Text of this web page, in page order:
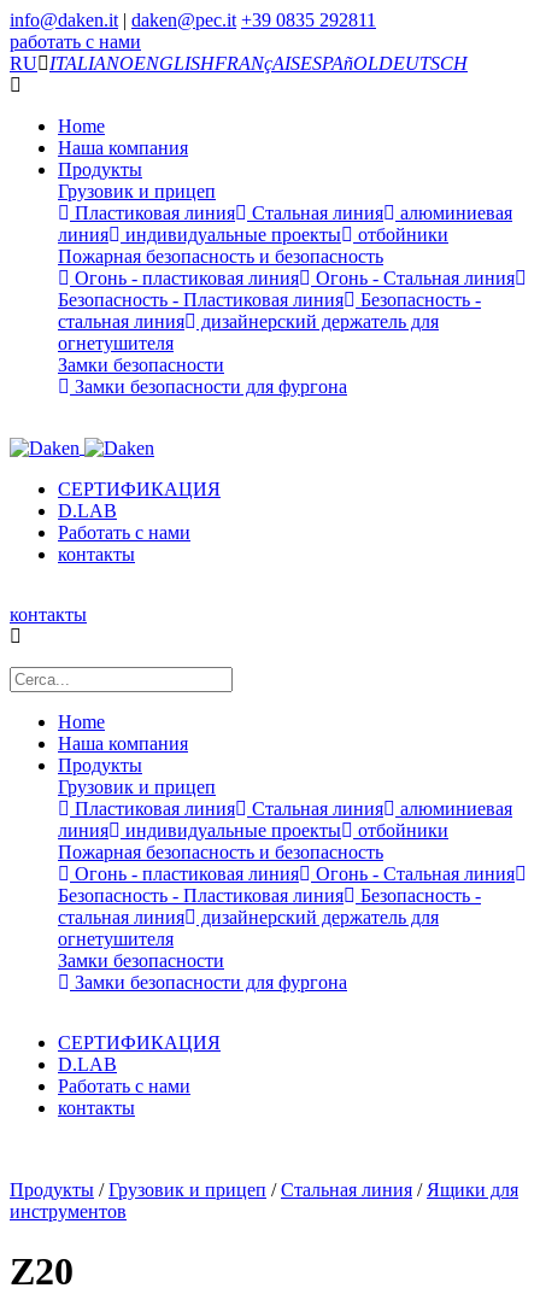
info@daken.it | daken@pec.it +39 0835 292811
работать с нами
RU
ITALIANOENGLISHFRANçAISESPAñOLDEUTSCH
Home
Наша компания
Продукты
Грузовик и прицеп
Пластиковая линия
Стальная линия
алюминиевая
линия
индивидуальные проекты
отбойники
Пожарная безопасность и безопасность
Огонь - пластиковая линия
Огонь - Стальная линия
Безопасность - Пластиковая линия
Безопасность -
стальная линия
дизайнерский держатель для
огнетушителя
Замки безопасности
Замки безопасности для фургона
СЕРТИФИКАЦИЯ
D.LAB
Работать с нами
контакты
контакты
Home
Наша компания
Продукты
Грузовик и прицеп
Пластиковая линия
Стальная линия
алюминиевая
линия
индивидуальные проекты
отбойники
Пожарная безопасность и безопасность
Огонь - пластиковая линия
Огонь - Стальная линия
Безопасность - Пластиковая линия
Безопасность -
стальная линия
дизайнерский держатель для
огнетушителя
Замки безопасности
Замки безопасности для фургона
СЕРТИФИКАЦИЯ
D.LAB
Работать с нами
контакты
Продукты /Грузовик и прицеп /Стальная линия / Ящики для
инструментов
Z20